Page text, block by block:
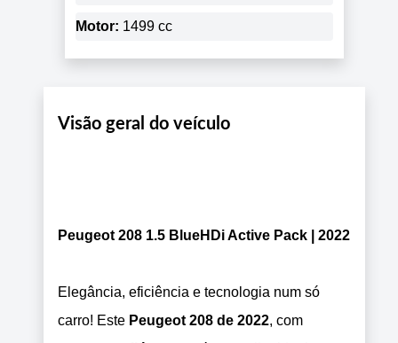
Motor: 1499 cc
Visão geral do veículo
Peugeot 208 1.5 BlueHDi Active Pack | 2022
Elegância, eficiência e tecnologia num só
carro! Este Peugeot 208 de 2022, com